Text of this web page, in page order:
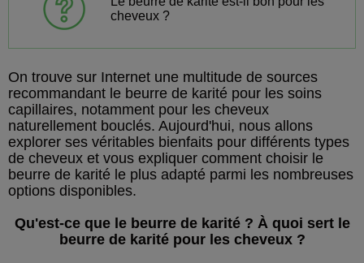
cheveux ?
On trouve sur Internet une multitude de sources
recommandant le beurre de karité pour les soins
capillaires, notamment pour les cheveux
naturellement bouclés. Aujourd'hui, nous allons
explorer ses véritables bienfaits pour différents types
de cheveux et vous expliquer comment choisir le
beurre de karité le plus adapté parmi les nombreuses
options disponibles.
Qu'est-ce que le beurre de karité ? À quoi sert le
beurre de karité pour les cheveux ?